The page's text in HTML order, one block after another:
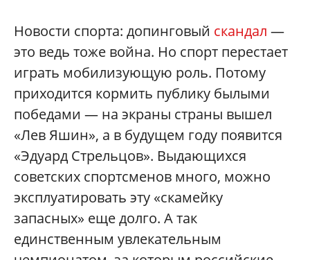
Новости спорта: допинговый скандал —
это ведь тоже война. Но спорт перестает
играть мобилизующую роль. Потому
приходится кормить публику былыми
победами — на экраны страны вышел
«Лев Яшин», а в будущем году появится
«Эдуард Стрельцов». Выдающихся
советских спортсменов много, можно
эксплуатировать эту «скамейку
запасных» еще долго. А так
единственным увлекательным